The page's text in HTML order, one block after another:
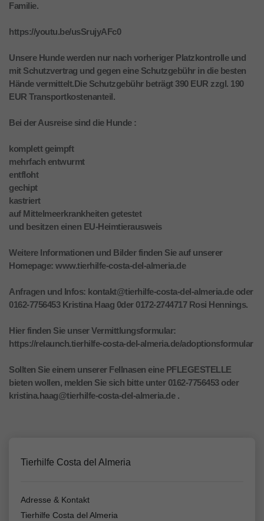
Familie.
https://youtu.be/usSrujyAFc0
Unsere Hunde werden nur nach vorheriger Platzkontrolle und
mit Schutzvertrag und gegen eine Schutzgebühr in die besten
Hände vermittelt.Die Schutzgebühr beträgt 390 EUR zzgl. 190
EUR Transportkostenanteil.
Bei der Ausreise sind die Hunde :
komplett geimpft
mehrfach entwurmt
entfloht
gechipt
kastriert
auf Mittelmeerkrankheiten getestet
und besitzen einen EU-Heimtierausweis
Weitere Informationen und Bilder finden Sie auf unserer
Homepage: www.tierhilfe-costa-del-almeria.de
Anfragen und Infos: kontakt@tierhilfe-costa-del-almeria.de oder
0162-7756453 Kristina Haag 0der 0172-2744717 Rosi Hennings.
Hier finden Sie unser Vermittlungsformular:
https://relaunch.tierhilfe-costa-del-almeria.de/adoptionsformular
Sollten Sie einem unserer Fellnasen eine PFLEGESTELLE
bieten wollen, melden Sie sich bitte unter 0162-7756453 oder
kristina.haag@tierhilfe-costa-del-almeria.de .
Tierhilfe Costa del Almeria
Adresse & Kontakt
Tierhilfe Costa del Almeria